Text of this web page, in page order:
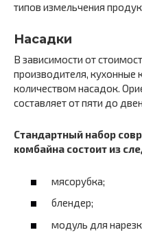
типов измельчения
Насадки
В зависимости от
производителя,
количеством насадок.
составляет от пяти до
Стандартный набор
комбайна состоит из
мясорубка;
блендер;
модуль для